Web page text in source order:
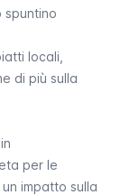
spuntino
locali,
di più sulla
per le
impatto sulla